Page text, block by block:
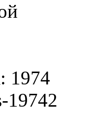
1974
19742